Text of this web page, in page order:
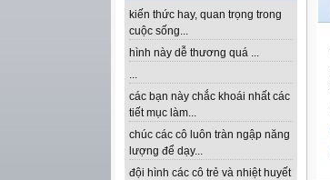
kiến thức hay, quan trọng trong
cuộc sống...
hình này dễ thương quá ...
...
các bạn này chắc khoái nhất các
tiết mục làm...
chúc các cô luôn tràn ngập năng
lượng để dạy...
đội hình các cô trẻ và nhiệt huyết